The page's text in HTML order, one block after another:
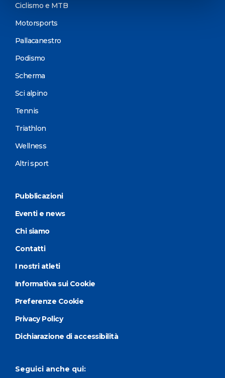
Ciclismo e MTB
Motorsports
Pallacanestro
Podismo
Scherma
Sci alpino
Tennis
Triathlon
Wellness
Altri sport
Pubblicazioni
Eventi e news
Chi siamo
Contatti
I nostri atleti
Informativa sui Cookie
Preferenze Cookie
Privacy Policy
Dichiarazione di accessibilità
Seguici anche qui: